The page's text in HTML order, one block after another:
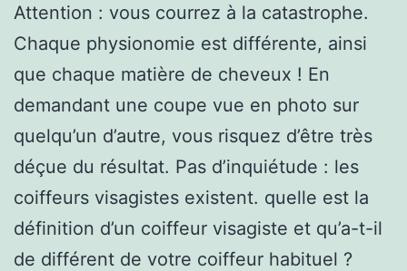
Attention : vous courrez à la catastrophe.
Chaque physionomie est différente, ainsi
que chaque matière de cheveux ! En
demandant une coupe vue en photo sur
quelqu’un d’autre, vous risquez d’être très
déçue du résultat. Pas d’inquiétude : les
coiffeurs visagistes existent. quelle est la
définition d’un coiffeur visagiste et qu’a-t-il
de différent de votre coiffeur habituel ?